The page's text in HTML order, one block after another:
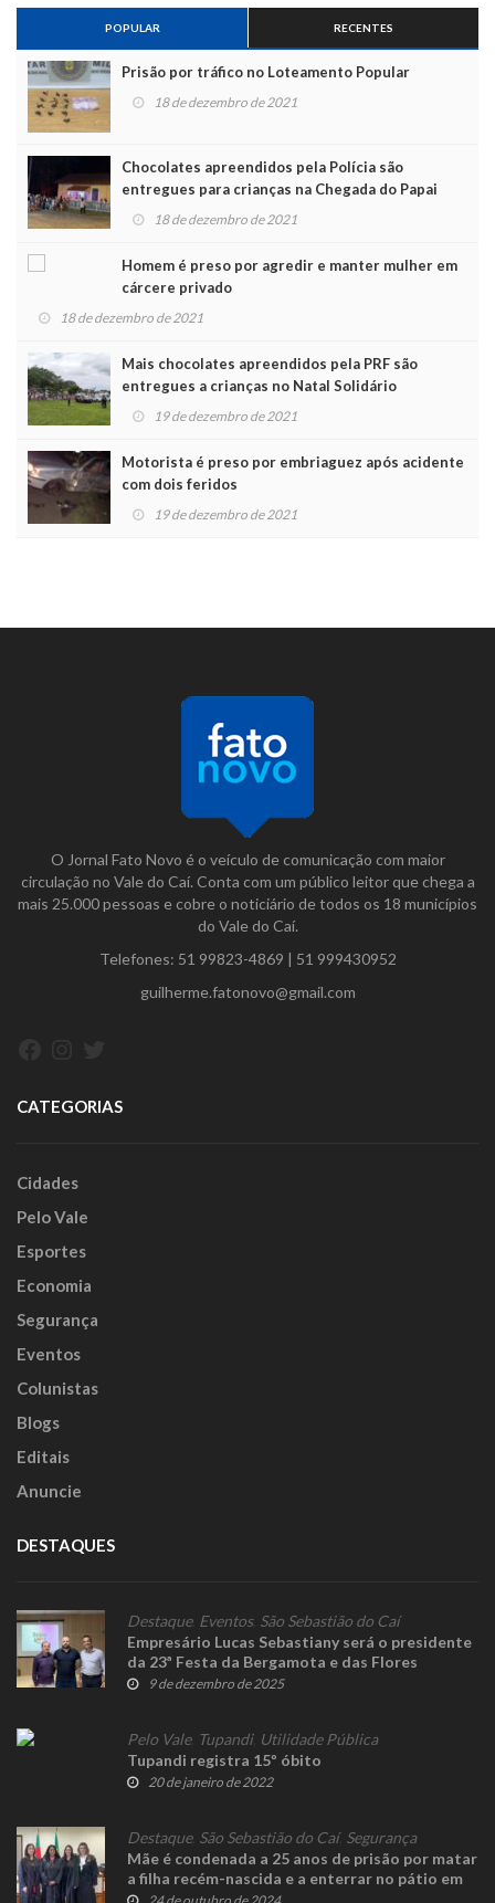
POPULAR RECENTES
Prisão por tráfico no Loteamento Popular
18 de dezembro de 2021
Chocolates apreendidos pela Polícia são
entregues para crianças na Chegada do Papai
Noel 18 de dezembro de 2021
Homem é preso por agredir e manter mulher em
cárcere privado
18 de dezembro de 2021
Mais chocolates apreendidos pela PRF são
entregues a crianças no Natal Solidário
19 de dezembro de 2021
Motorista é preso por embriaguez após acidente
com dois feridos
19 de dezembro de 2021
O Jornal Fato Novo é o veículo de comunicação com maior
circulação no Vale do Caí. Conta com um público leitor que chega a
mais 25.000 pessoas e cobre o noticiário de todos os 18 municípios
do Vale do Caí.
Telefones: 51 99823-4869 | 51 999430952
guilherme.fatonovo@gmail.com
CATEGORIAS
Cidades
Pelo Vale
Esportes
Economia
Segurança
Eventos
Colunistas
Blogs
Editais
Anuncie
DESTAQUES
Destaque, Eventos, São Sebastião do Caí
Empresário Lucas Sebastiany será o presidente
da 23ª Festa da Bergamota e das Flores
9 de dezembro de 2025
Pelo Vale, Tupandi, Utilidade Pública
Tupandi registra 15º óbito
20 de janeiro de 2022
Destaque, São Sebastião do Caí, Segurança
Mãe é condenada a 25 anos de prisão por matar
a filha recém-nascida e a enterrar no pátio em
São Sebastião do Caí